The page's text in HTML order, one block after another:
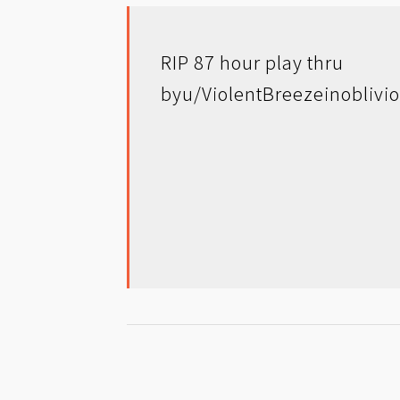
RIP 87 hour play thru
byu/ViolentBreezein